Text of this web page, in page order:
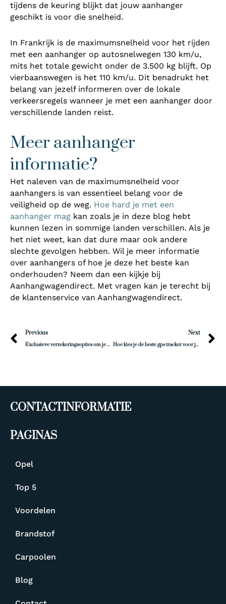
tijdens de keuring blijkt dat jouw aanhanger
geschikt is voor die snelheid.
In Frankrijk is de maximumsnelheid voor het rijden
met een aanhanger op autosnelwegen 130 km/u,
mits het totale gewicht onder de 3.500 kg blijft. Op
vierbaanswegen is het 110 km/u. Dit benadrukt het
belang van jezelf informeren over de lokale
verkeersregels wanneer je met een aanhanger door
verschillende landen reist.
Meer aanhanger
informatie?
Het naleven van de maximumsnelheid voor
aanhangers is van essentieel belang voor de
veiligheid op de weg. Hoe hard je met een
aanhanger mag kan zoals je in deze blog hebt
kunnen lezen in sommige landen verschillen. Als je
het niet weet, kan dat dure maar ook andere
slechte gevolgen hebben. Wil je meer informatie
over aanhangers of hoe je deze het beste kan
onderhouden? Neem dan een kijkje bij
Aanhangwagendirect. Met vragen kan je terecht bij
de klantenservice van Aanhangwagendirect.
Prev
Previous
Exclusieve verzekeringsopties om je oldtimer stijlvol te beschermen
Next
Hoe kies je de beste gps tracker voor je auto?
CONTACTINFORMATIE
PAGINAS
Opel
Top 5
Voordelen
Brandstof
Carpoolen
Blog